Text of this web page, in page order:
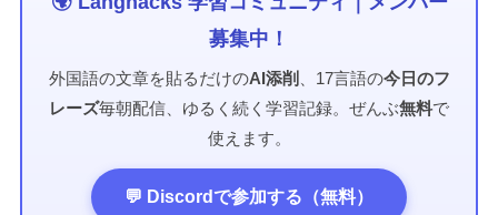
募集中！
外国語の文章を貼るだけのAI添削 、17言語の今日のフ
レーズ毎朝配信、ゆるく続く学習記録。ぜんぶ無料で
使えます。
💬 Discordで参加する（無料）